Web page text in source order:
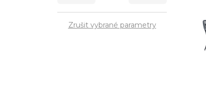
Zrušit vybrané parametry